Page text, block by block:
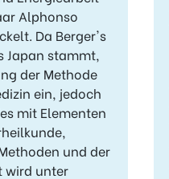
Alphonso
Da Berger's
Japan stammt,
der Methode
ein, jedoch
mit Elementen
und der
wird unter